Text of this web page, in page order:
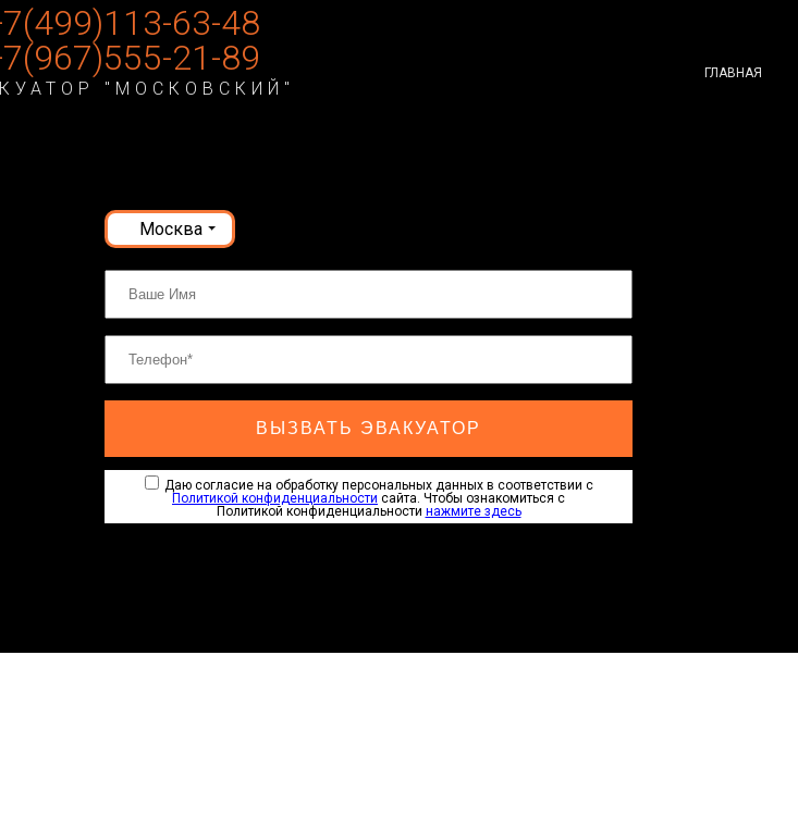
63-48
21-89
"МОСКОВСКИЙ"
ГЛАВНАЯ
Москва
ВЫЗВАТЬ ЭВАКУАТОР
Даю согласие на обработку персональных данных в соответствии с
Политикой конфиденциальности сайта. Чтобы ознакомиться с
Политикой конфиденциальности нажмите здесь